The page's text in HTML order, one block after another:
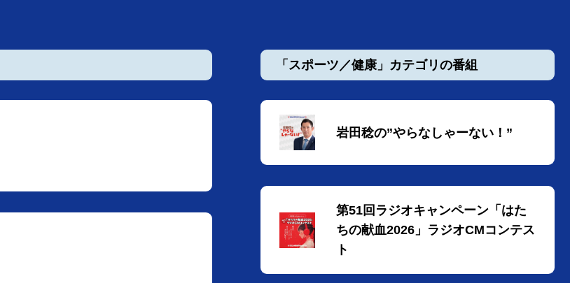
「スポーツ／健康」カテゴリの番組
岩田稔の”やらなしゃーない！”
第51回ラジオキャンペーン「はた
ちの献血2026」ラジオCMコンテス
ト